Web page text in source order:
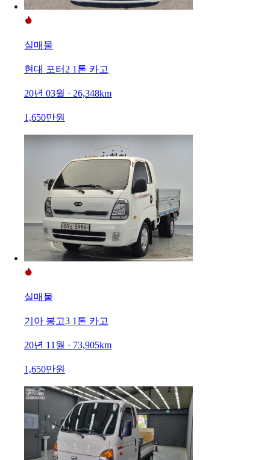
실매물
현대 포터2 1톤 카고
20년 03월 · 26,348km
1,650만원
실매물
기아 봉고3 1톤 카고
20년 11월 · 73,905km
1,650만원